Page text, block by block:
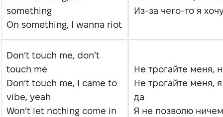
something
On something, I wanna riot
Из-за чего-то я
Don’t touch me, don’t
touch me
Don’t touch me, I came to
vibe, yeah
Won’t let nothing come in
Не трогайте меня,
Не трогайте меня,
да
Я не позволю